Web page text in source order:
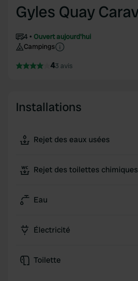
Gyles Quay
4
Ouvert aujourd'hui
Campings
43 avis
Installations
Rejet des eaux usées
Rejet des toilettes chimiques
Eau
Électricité
Toilette